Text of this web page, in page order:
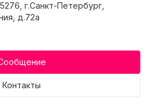
г.Санкт-Петербург,
д.72а
Контакты